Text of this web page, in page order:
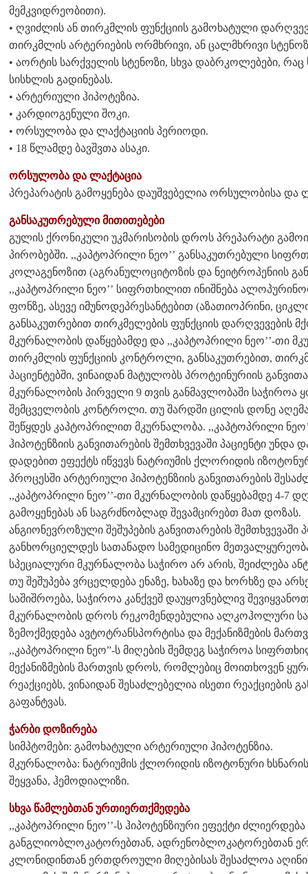
მემკვიდრეობითი).
• ღვიძლის ან თირკმლის ფუნქციის გამოხატული
თირკმლის არტერიების ორმხრივი, ან ცალმხრივი
• აორტის სარქველის სტენოზი, სხვა დაბრკოლებები,
სისხლის გადინებას.
• არტერიული ჰიპოტეზია.
• კარდიოგენული შოკი.
• ორსულობა და ლაქტაციის პერიოდი.
• 18 წლამდე ბავშვთა ასაკი.
ორსულობა და ლაქტაცია
პრეპარატის გამოყენება დაუშვებელია ორსულობისა და
განსაკუთრებული მითითებები
გულის ქრონიკული უკმარისობის დროს პრეპარატი
პირობებში. ,,კაპტოპრილი ნეო’’ განსაკუთრებული
კოლაგენოზით (აგრანულოციტოზის და ნეიტროპენიის
,,კაპტოპრილი ნეო’’ სიფრთხილით ინიშნება
ფონზე, ასევე იმუნოდეპრესანტებით (აზათიოპრინი,
განსაკუთრებით თირკმელების ფუნქციის დარღვევების
მკურნალობის დაწყებამდე და ,,კაპტოპრილი ნეო’’-თი
თირკმლის ფუნქციის კონტროლი, განსაკუთრებით,
პაციენტებში, ვინაიდან მატულობს პროტეინურიის
მკურნალობის პირველი 9 თვის განმავლობაში
შემცველობის კონტროლი. თუ შარდში ცილის დონე
შეწყდეს კაპტოპრილით მკურნალობა. ,,კაპტოპრილი
ჰიპოტენზიის განვითარების შემთხვევაში პაციენტი
დადებით ეფექტს იწვევს ნატრიუმის ქლორიდის
პროცესში არტერიული ჰიპოტენზიის განვითარების
,,კაპტოპრილი ნეო’’-თი მკურნალობის დაწყებამდე 4-7
გამოყენებას ან საგრძნობლად შევამცირებთ მათ დოზას.
ანგიონევროზული შეშუპების განვითარების შემთხვევაში
განხორციელდეს სათანადო სამედიცინო
სპეციალური მკურნალობა საჭირო არ არის, შეიძლება
თუ შეშუპება ვრცელდება ენაზე, ხახაზე და ხორხზე და
საშიშროება, საჭიროა კანქვეშ დაუყოვნებლივ
მკურნალობის დროს რეკომენდებულია ალკოჰოლური
ზემოქმედება ავტოტრანსპორტისა და მექანიზმების
,,კაპტოპრილი ნეო”-ს მიღების შემდეგ საჭიროა
მექანიზმების მართვის დროს, რომლებიც მოითხოვენ
რეაქციებს, ვინაიდან შესაძლებელია ისეთი რეაქციების
გაფანტვას.
ჭარბი დოზირება
სიმპტომები: გამოხატული არტერიული ჰიპოტენზია.
მკურნალობა: ნატრიუმის ქლორიდის იზოტონური ხსნარის
შეყვანა, ჰემოდიალიზი.
სხვა წამლებთან ურთიერთქმედება
,,კაპტოპრილი ნეო’’-ს ჰიპოტენზიური ეფექტი
განგლიობლოკატორებთან, ადრენობლოკატორებთან
კლონიდინთან ერთდროული მიღებისას შესაძლოა